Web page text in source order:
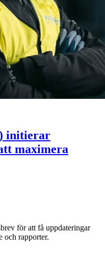
initierar
maximera
för att få uppdateringar
och rapporter.